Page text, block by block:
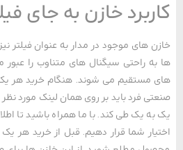
خازن به جای فیلتر
های موجود در مدار به‌ عنوان فیلتر نیز
راحتی سیگنال ‌های متناوب را عبور می
مستقیم می‌ شوند. هنگام خرید هر یک از
فرد باید بر روی همان لینک مورد نظر و
یک طی کند. با ما همراه باشید تا اطلاعات
شما قرار دهیم. قبل از خرید هر یک از